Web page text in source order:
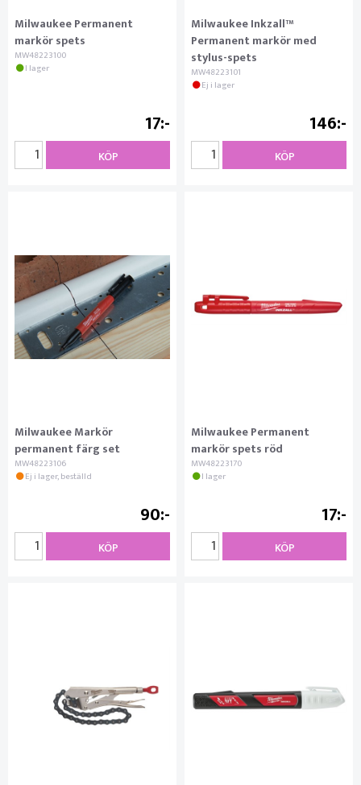
Milwaukee Permanent
markör spets
MW48223100
I lager
17
KÖP
Milwaukee Inkzall™
Permanent markör med
stylus-spets
MW48223101
Ej i lager
146
KÖP
Milwaukee Markör
permanent färg set
MW48223106
Ej i lager, beställd
90
KÖP
Milwaukee Permanent
markör spets röd
MW48223170
I lager
17
KÖP